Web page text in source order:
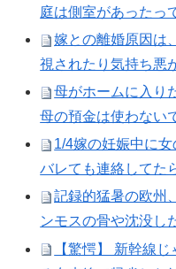
庭は側室があったっ
嫁との離婚原因は
視されたり気持ち悪
母がホームに入り
母の預金は使わない
1/4嫁の妊娠中に女
バレても連絡してた
記録的猛暑の欧州
ンモスの骨や沈没し
【驚愕】 新幹線